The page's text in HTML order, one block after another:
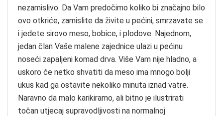
nezamislivo. Da Vam predočimo koliko bi značajno bilo
ovo otkriće, zamislite da živite u pećini, smrzavate se
i jedete sirovo meso, bobice, i plodove. Najednom,
jedan član Vaše malene zajednice ulazi u pećinu
noseći zapaljeni komad drva. Više Vam nije hladno, a
uskoro će netko shvatiti da meso ima mnogo bolji
ukus kad ga ostavite nekoliko minuta iznad vatre.
Naravno da malo karikiramo, ali bitno je ilustrirati
točan utjecaj supravodljivosti na normalnoj